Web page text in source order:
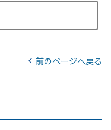
前のページへ戻る